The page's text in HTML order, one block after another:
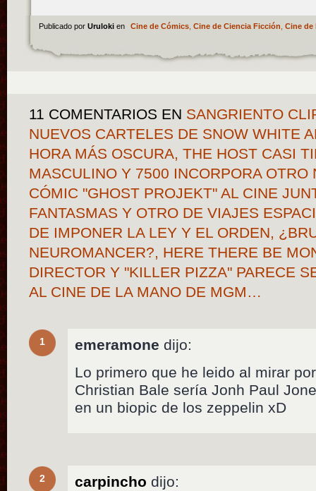
Publicado por Uruloki en Cine de Cómics, Cine de Ciencia Ficción Cine de
11 COMENTARIOS EN SANGRIENTO
NUEVOS CARTELES DE SNOW WHITE
HORA MÁS OSCURA, THE HOST CASI
MASCULINO Y 7500 INCORPORA OTRO
CÓMIC "GHOST PROJEKT" AL CINE
FANTASMAS Y OTRO DE VIAJES
DE IMPONER LA LEY Y EL ORDEN,
NEUROMANCER?, HERE THERE BE
DIRECTOR Y "KILLER PIZZA" PARECE
AL CINE DE LA MANO DE MGM…
1 emeramone dijo:
Lo primero que he leido al mirar
Christian Bale sería Jonh Paul
en un biopic de los zeppelin xD
2 carpincho dijo: